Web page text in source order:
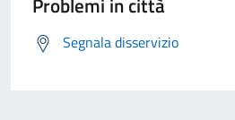
Segnala disservizio